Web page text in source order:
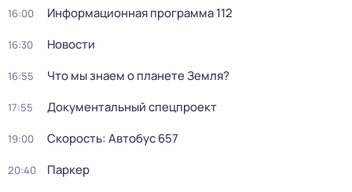
16:00 Информационная программа 112
16:30 Новости
16:55 Что мы знаем о планете Земля?
17:55 Документальный спецпроект
19:00 Скорость: Автобус 657
20:40 Пapкер